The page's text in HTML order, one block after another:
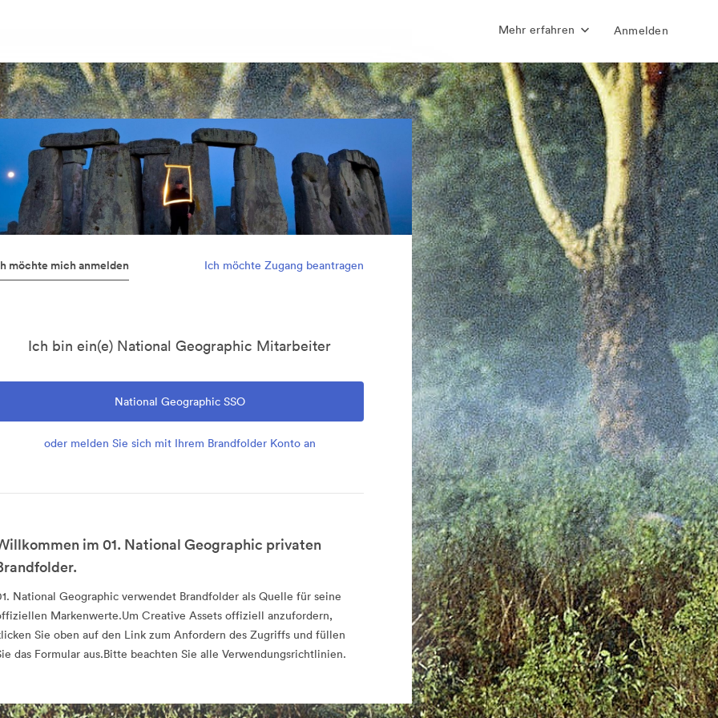
Mehr erfahren Anmelden
möchte mich anmelden Ich möchte Zugang beantragen
Ich bin ein(e) National Geographic Mitarbeiter
National Geographic SSO
oder melden Sie sich mit Ihrem Brandfolder Konto an
im 01. National Geographic privaten
National Geographic verwendet Brandfolder als Quelle für seine
Markenwerte.Um Creative Assets offiziell anzufordern,
Sie oben auf den Link zum Anfordern des Zugriffs und füllen
das Formular aus.Bitte beachten Sie alle Verwendungsrichtlinien.